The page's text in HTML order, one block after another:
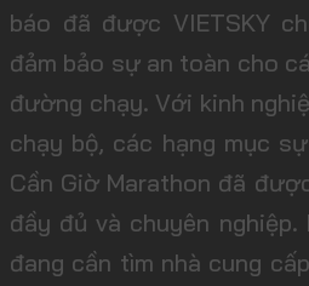
báo đã được VIETSKY
đảm bảo sự an toàn cho
đường chạy. Với kinh
chạy bộ, các hạng mục
Cần Giờ Marathon đã
đầy đủ và chuyên nghiệp.
đang cần tìm nhà cung